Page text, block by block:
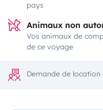
pays
Animaux non
Vos animaux de
de ce voyage
Demande de